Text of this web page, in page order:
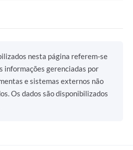
nesta página referem-se
informações gerenciadas por
e sistemas externos não
Os dados são disponibilizados